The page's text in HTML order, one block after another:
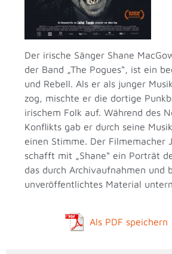
Der irische Sänger Shane
der Band „The Pogues“, ist ein
und Rebell. Als er als junger
zog, mischte er die dortige
irischem Folk auf. Während des
Konflikts gab er durch seine
einen Stimme. Der Filmemacher
schafft mit „Shane“ ein Porträt
das durch Archivaufnahmen und
unveröffentlichtes Material
Als PDF speichern